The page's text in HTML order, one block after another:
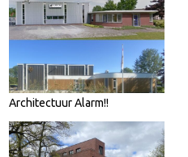
Architectuur Alarm!!